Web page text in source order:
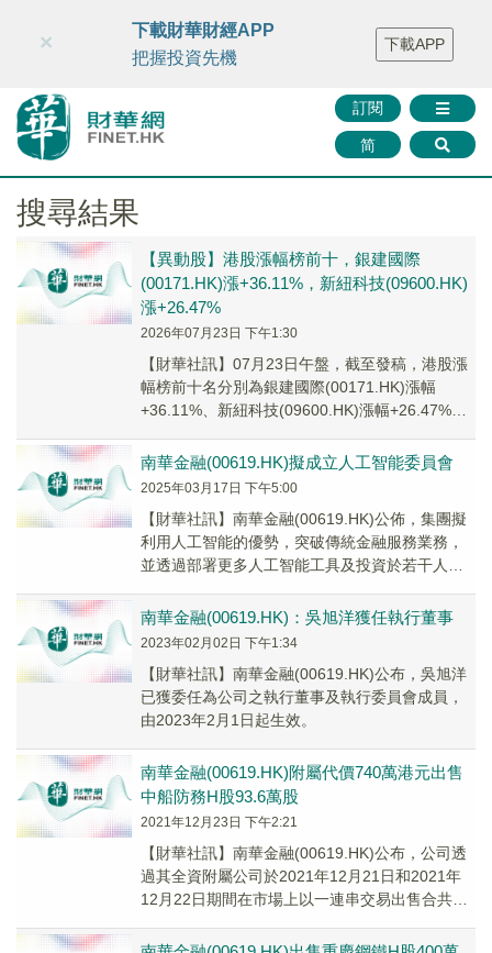
財華智庫網 FINTV FINMETA 財華證券 媒體矩陣
智庫沙龍
聯絡我們
訂閱
简
×
下載財華財經APP
把握投資先機
下載APP
搜尋結果
【異動股】港股漲幅榜前十，銀建國際
(00171.HK)漲+36.11%，新紐科技(09600.HK)
漲+26.47%
2026年07月23日 下午1:30
【財華社訊】07月23日午盤，截至發稿，港股漲
幅榜前十名分別為銀建國際(00171.HK)漲幅
+36.11%、新紐科技(09600.HK)漲幅+26.47%、
南華金融(00619.HK)擬成立人工智能委員會
2025年03月17日 下午5:00
【財華社訊】南華金融(00619.HK)公佈，集團擬
利用人工智能的優勢，突破傳統金融服務業務，
並透過部署更多人工智能工具及投資於若干人工
效...
南華金融(00619.HK)：吳旭洋獲任執行董事
2023年02月02日 下午1:34
【財華社訊】南華金融(00619.HK)公布，吳旭洋
已獲委任為公司之執行董事及執行委員會成員，
由2023年2月1日起生效。
南華金融(00619.HK)附屬代價740萬港元出售
中船防務H股93.6萬股
2021年12月23日 下午2:21
【財華社訊】南華金融(00619.HK)公布，公司透
過其全資附屬公司於2021年12月21日和2021年
12月22日期間在市場上以一連串交易出售合共